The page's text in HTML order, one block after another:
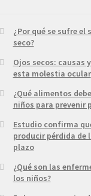
¿Por qué se sufre el
seco?
Ojos secos: causas
esta molestia ocular
¿Qué alimentos
niños para prevenir
Estudio confirma
producir pérdida de
plazo
¿Qué son las
los niños?